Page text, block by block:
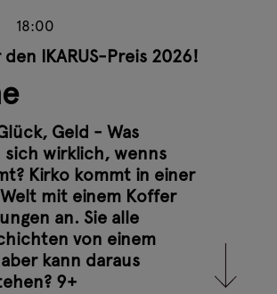
18:00
IKARUS-Preis 2026!
Geld - Was
wirklich, wenns
Kirko kommt in einer
mit einem Koffer
an. Sie alle
von einem
kann daraus
9+
auf Kirko in dem
Zimmer in einer ihm
Ein neues Leben soll
wie kann dieses
ist sein Anfang? Und wer